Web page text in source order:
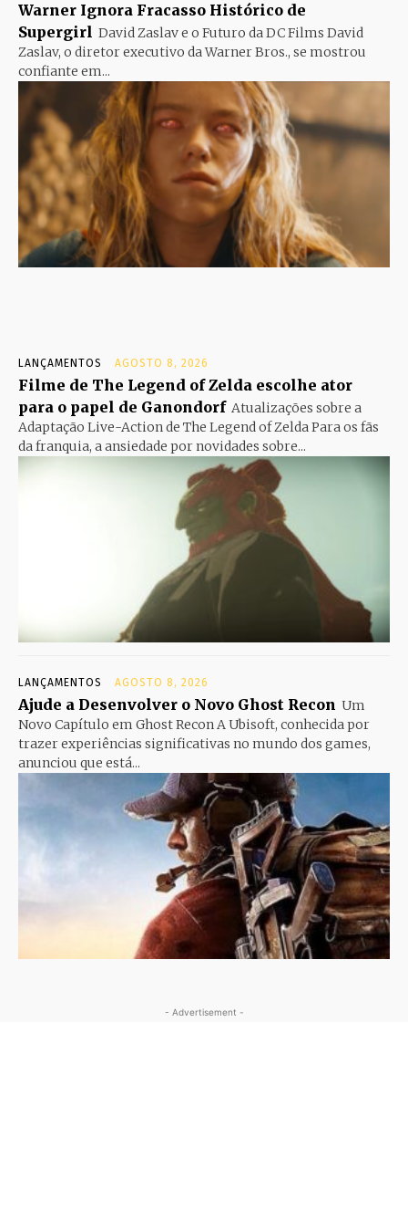
Warner Ignora Fracasso Histórico de
Supergirl David Zaslav e o Futuro da DC Films David
Zaslav, o diretor executivo da Warner Bros., se mostrou
confiante em...
LANÇAMENTOS AGOSTO 8, 2026
Filme de The Legend of Zelda escolhe ator
para o papel de Ganondorf Atualizações sobre a
Adaptação Live-Action de The Legend of Zelda Para os fãs
da franquia, a ansiedade por novidades sobre...
LANÇAMENTOS AGOSTO 8, 2026
Ajude a Desenvolver o Novo Ghost Recon Um
Novo Capítulo em Ghost Recon A Ubisoft, conhecida por
trazer experiências significativas no mundo dos games,
anunciou que está...
- Advertisement -